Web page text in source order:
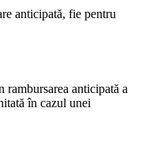
anticipată, fie pentru
anticipată a
în cazul unei